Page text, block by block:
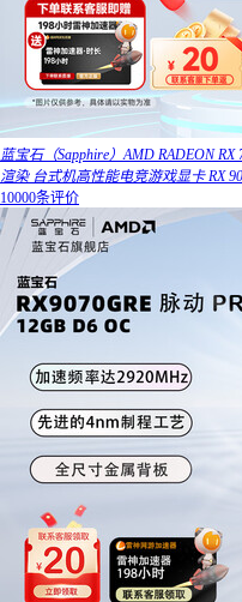
蓝宝石（Sapphire）AMD RADEON RX
渲染 台式机高性能电竞游戏显卡 RX
10000条评价